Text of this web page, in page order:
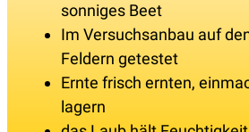
sonniges Beet
Im Versuchsanbau auf
Feldern getestet
Ernte frisch ernten,
lagern